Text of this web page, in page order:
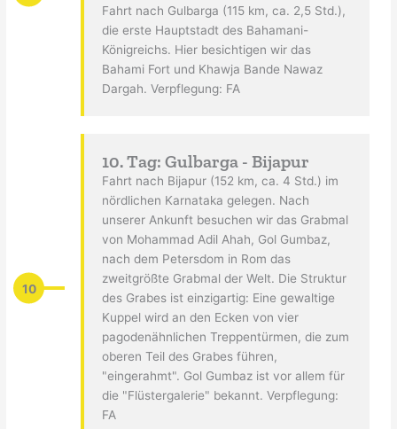
Fahrt nach Gulbarga (115 km, ca. 2,5 Std.),
die erste Hauptstadt des Bahamani-
Königreichs. Hier besichtigen wir das
Bahami Fort und Khawja Bande Nawaz
Dargah. Verpflegung: FA
10
10. Tag: Gulbarga - Bijapur
Fahrt nach Bijapur (152 km, ca. 4 Std.) im
nördlichen Karnataka gelegen. Nach
unserer Ankunft besuchen wir das Grabmal
von Mohammad Adil Ahah, Gol Gumbaz,
nach dem Petersdom in Rom das
zweitgrößte Grabmal der Welt. Die Struktur
des Grabes ist einzigartig: Eine gewaltige
Kuppel wird an den Ecken von vier
pagodenähnlichen Treppentürmen, die zum
oberen Teil des Grabes führen,
"eingerahmt". Gol Gumbaz ist vor allem für
die "Flüstergalerie" bekannt. Verpflegung:
FA